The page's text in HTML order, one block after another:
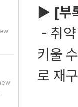
▶ [부
- 취
키울
로 재